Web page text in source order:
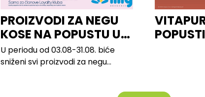
PROIZVODI ZA NEGU
KOSE NA POPUSTU U
LILLY
U periodu od 03.08-31.08. biće
sniženi svi proizvodi za negu